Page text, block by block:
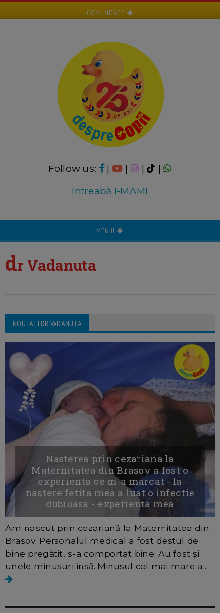
COMUNITATE
Follow us: | | |
|
Intreabă I-MAMI
MENIU
dr Vadanuta
NOUTATI DR VADANUTA
Nasterea prin cezariana la
Maternitatea din Brasov a fost o
experienta ce m-a marcat - la
nastere fetita mea a luat o infectie
dubioasa - experienta mea
Am nascut prin cezariană la Maternitatea din
Brasov. Personalul medical a fost destul de
bine pregătit, s-a comportat bine. Au fost și
unele minusuri insă..Minusul cel mai mare a...